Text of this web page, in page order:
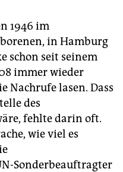
1946 im
in Hamburg
schon seit seinem
immer wieder
Nachrufe lasen. Dass
des
fehlte darin oft.
wie viel es
Sonderbeauftragter